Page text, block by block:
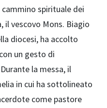
spirituale dei
il vescovo Mons. Biagio
diocesi, ha accolto
un gesto di
la messa, il
in cui ha sottolineato
come pastore